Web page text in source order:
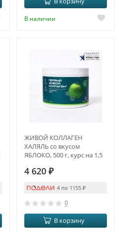
В наличии
ЖИВОЙ КОЛЛАГЕН
ХАЛЯЛЬ со вкусом
ЯБЛОКО, 500 г, курс на 1,5
4 620 ₽
4 по 1155 ₽
0
В корзину